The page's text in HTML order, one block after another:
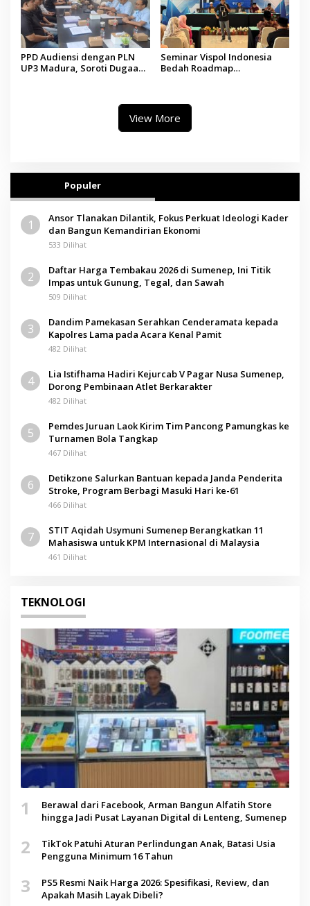
PPD Audiensi dengan PLN
UP3 Madura, Soroti Dugaan
Seminar Vispol Indonesia
Bedah Roadmap
Jadi Kunci
View More
Populer
1
Ansor Tlanakan Dilantik, Fokus Perkuat Ideologi Kader
dan Bangun Kemandirian Ekonomi
533 Dilihat
2
Daftar Harga Tembakau 2026 di Sumenep, Ini Titik
Impas untuk Gunung, Tegal, dan Sawah
509 Dilihat
3
Dandim Pamekasan Serahkan Cenderamata kepada
Kapolres Lama pada Acara Kenal Pamit
482 Dilihat
4
Lia Istifhama Hadiri Kejurcab V Pagar Nusa Sumenep,
Dorong Pembinaan Atlet Berkarakter
482 Dilihat
5
Pemdes Juruan Laok Kirim Tim Pancong Pamungkas ke
Turnamen Bola Tangkap
467 Dilihat
6
Detikzone Salurkan Bantuan kepada Janda Penderita
Stroke, Program Berbagi Masuki Hari ke-61
466 Dilihat
7
STIT Aqidah Usymuni Sumenep Berangkatkan 11
Mahasiswa untuk KPM Internasional di Malaysia
461 Dilihat
TEKNOLOGI
1
Berawal dari Facebook, Arman Bangun Alfatih Store
hingga Jadi Pusat Layanan Digital di Lenteng, Sumenep
2
TikTok Patuhi Aturan Perlindungan Anak, Batasi Usia
Pengguna Minimum 16 Tahun
3
PS5 Resmi Naik Harga 2026: Spesifikasi, Review, dan
Apakah Masih Layak Dibeli?